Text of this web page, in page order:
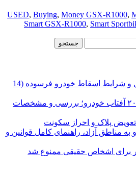
, Buying, Money GSX-R1000,
Smart GSX-R1000, Smart
راهنمای کامل مراحل و شرایط اسقاط خودرو فرسوده (14
مزدا CX-30 مدل ۲۰۲۴ آفتاب خودرو؛ بررسی و مشخصات
پلاک و احراز سکونت
مناطق آزاد، راهنمای کامل قوانین و
برای اشخاص حقیقی ممنوع شد